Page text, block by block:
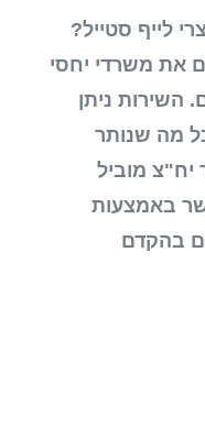
לייף סטייל?
את משרדי יחסי
השירות ניתן
מה שנותר
מוביל
באמצעות
בהקדם